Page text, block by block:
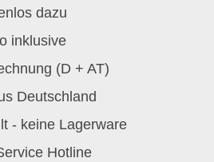
dazu
inklusive
(D + AT)
Deutschland
- keine Lagerware
Hotline